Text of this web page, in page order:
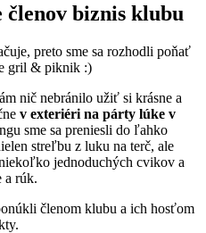
členov biznis klubu
preto sme sa rozhodli poňať
gril & piknik :)
nič nebránilo užiť si krásne a
v exteriéri na párty lúke v
sme sa preniesli do ľahko
streľbu z luku na terč, ale
jednoduchých cvikov a
a rúk.
členom klubu a ich hosťom